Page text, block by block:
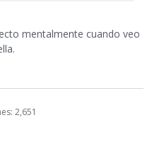
mentalmente cuando veo
2,651